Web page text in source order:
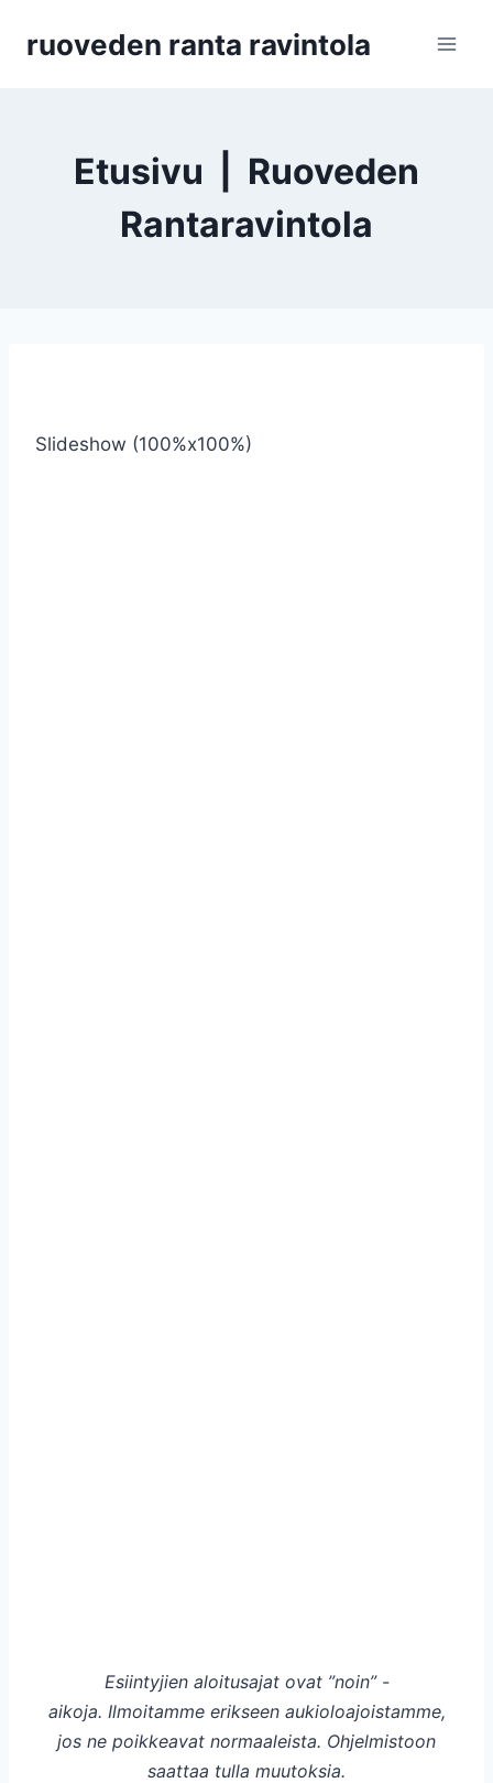
sisältöön
ruoveden ranta ravintola
Etusivu | Ruoveden
Rantaravintola
Slideshow (100%x100%)
Esiintyjien aloitusajat ovat ”noin” -
aikoja. Ilmoitamme erikseen aukioloajoistamme,
jos ne poikkeavat normaaleista. Ohjelmistoon
saattaa tulla muutoksia.